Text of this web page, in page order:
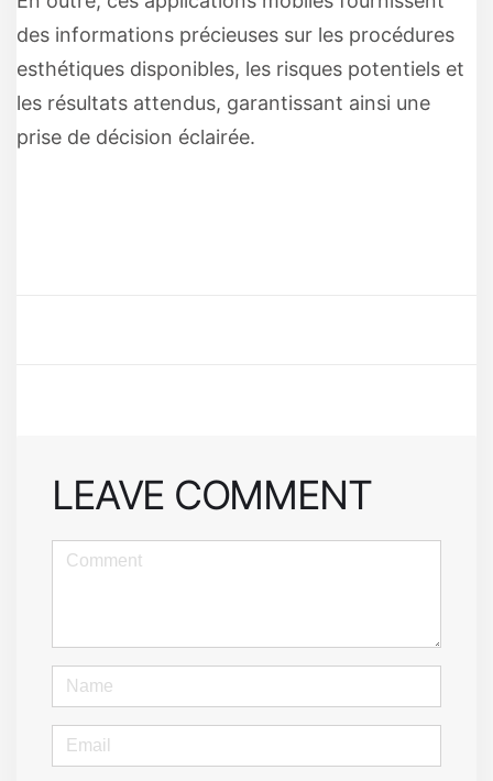
des informations précieuses sur les procédures
esthétiques disponibles, les risques potentiels et
les résultats attendus, garantissant ainsi une
prise de décision éclairée.
LEAVE COMMENT
<b>Comment</b>
)
Name
Email